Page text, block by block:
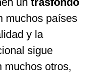
muchos países
y la
sigue
muchos otros,